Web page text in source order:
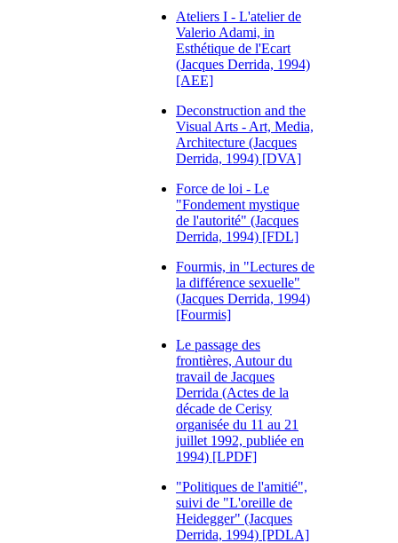
Ateliers I - L'atelier de
Valerio Adami, in
Esthétique de l'Ecart
(Jacques Derrida, 1994)
[AEE]
Deconstruction and the
Visual Arts - Art, Media,
Architecture (Jacques
Derrida, 1994) [DVA]
Force de loi - Le
"Fondement mystique
de l'autorité" (Jacques
Derrida, 1994) [FDL]
Fourmis, in "Lectures de
la différence sexuelle"
(Jacques Derrida, 1994)
[Fourmis]
Le passage des
frontières, Autour du
travail de Jacques
Derrida (Actes de la
décade de Cerisy
organisée du 11 au 21
juillet 1992, publiée en
1994) [LPDF]
"Politiques de l'amitié",
suivi de "L'oreille de
Heidegger" (Jacques
Derrida, 1994) [PDLA]